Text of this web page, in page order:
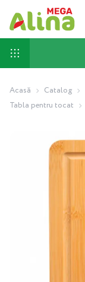
Acasă Catalog
Tabla pentru tocat